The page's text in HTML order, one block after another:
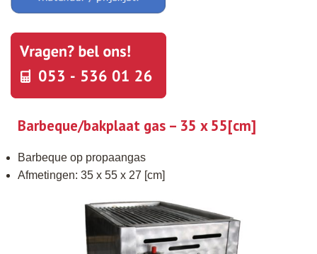
Barbeque/bakplaat gas – 35 x 55[cm]
Barbeque op propaangas
Afmetingen: 35 x 55 x 27 [cm]